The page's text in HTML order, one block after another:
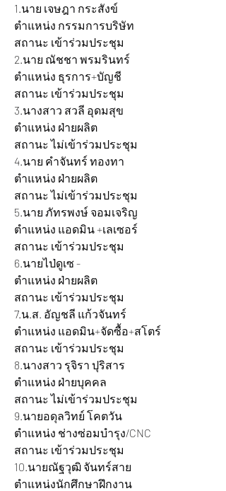
1.นาย เจษฎา กระสังข์
ตำแหน่ง กรรมการบริษัท
สถานะ เข้าร่วมประชุม
2.นาย ณัชชา พรมรินทร์
ตำแหน่ง ธุรการ+บัญชี
สถานะ เข้าร่วมประชุม
3.นางสาว สวลี อุดมสุข
ตำแหน่ง ฝ่ายผลิต
สถานะ ไม่เข้าร่วมประชุม
4.นาย คำจันทร์ ทองทา
ตำแหน่ง ฝ่ายผลิต
สถานะ ไม่เข้าร่วมประชุม
5.นาย ภัทรพงษ์ จอมเจริญ
ตำแหน่ง แอดมิน +เลเซอร์
สถานะ เข้าร่วมประชุม
6.นายไป่ดูเซ -
ตำแหน่ง ฝ่ายผลิต
สถานะ เข้าร่วมประชุม
7.น.ส. อัญชลี แก้วจันทร์
ตำแหน่ง แอดมิน+จัดซื้อ+สโตร์
สถานะ เข้าร่วมประชุม
8.นางสาว รุจิรา ปุริสาร
ตำแหน่ง ฝ่ายบุคคล
สถานะ ไม่เข้าร่วมประชุม
9.นายอดุลวิทย์ โคตวัน
ตำแหน่ง ช่างซ่อมบำรุง/CNC
สถานะ เข้าร่วมประชุม
10.นายณัฐวุฒิ จันทร์สาย
ตำแหน่งนักศึกษาฝึกงาน